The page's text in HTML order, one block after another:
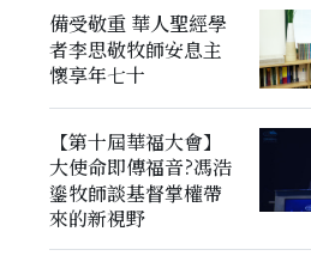
備受敬重 華人聖經學
者李思敬牧師安息主
懷享年七十
【第十屆華福大會】
大使命即傳福音?馮浩
鎏牧師談基督掌權帶
來的新視野